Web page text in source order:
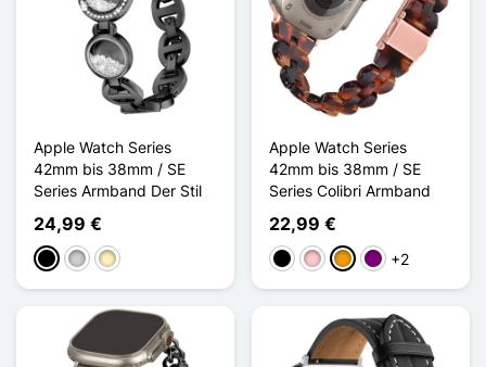
Apple Watch Series
42mm bis 38mm / SE
Series Armband Der Stil
24,99 €
Schwarz
SilberGolden
Apple Watch Series
42mm bis 38mm / SE
Series Colibri Armband
22,99 €
Schwarz
PinkOrangeViolett
+2